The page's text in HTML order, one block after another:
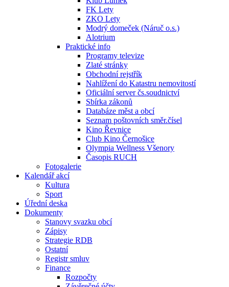
FK Lety
ZKO Lety
Modrý domeček (Náruč o.s.)
Alotrium
Praktické info
Programy televize
Zlaté stránky
Obchodní rejstřík
Nahlížení do Katastru nemovitostí
Oficiální server čs.soudnictví
Sbírka zákonů
Databáze měst a obcí
Seznam poštovních směr.čísel
Kino Řevnice
Club Kino Černošice
Olympia Wellness Všenory
Časopis RUCH
Fotogalerie
Kalendář akcí
Kultura
Sport
Úřední deska
Dokumenty
Stanovy svazku obcí
Zápisy
Strategie RDB
Ostatní
Registr smluv
Finance
Rozpočty